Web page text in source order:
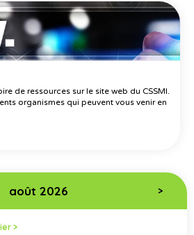
de ressources sur le site web du CSSMI.
organismes qui peuvent vous venir en
août 2026 >
>